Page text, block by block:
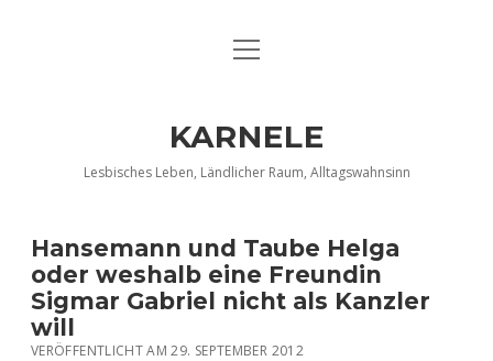
DATENSCHUTZERKLÄRUNG
Menü
KARNELE
Lesbisches Leben, Ländlicher Raum, Alltagswahnsinn
Hansemann und Taube Helga
oder weshalb eine Freundin
Sigmar Gabriel nicht als Kanzler
will
VERÖFFENTLICHT AM 29. SEPTEMBER 2012